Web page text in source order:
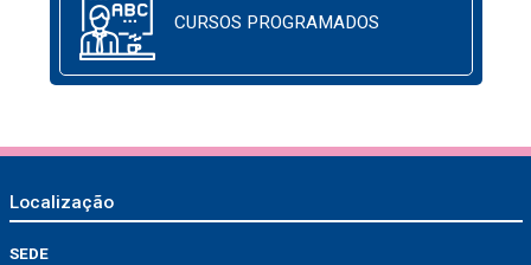
CURSOS PROGRAMADOS
Localização
SEDE